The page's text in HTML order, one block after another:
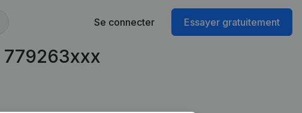
Se connecter Essayer gratuitement
779263xxx